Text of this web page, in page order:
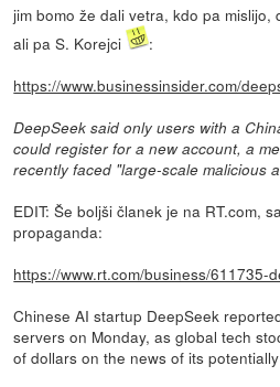
jim bomo že dali vetra, kdo pa
ali pa S. Korejci
:
https://www.businessinsider.com/
DeepSeek said only users with a
could register for a new account, a
recently faced "large-scale malicious
EDIT: Še boljši članek je na RT.com,
propaganda:
https://www.rt.com/business/611735-
Chinese AI startup DeepSeek
servers on Monday, as global tech
of dollars on the news of its